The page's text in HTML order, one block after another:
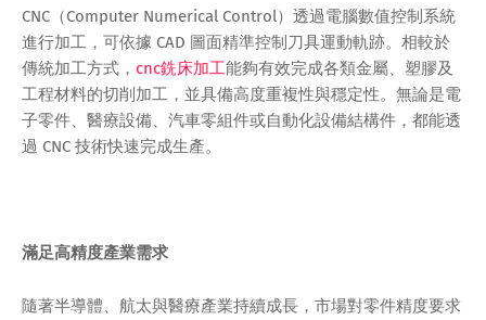
CNC（Computer Numerical Control）透過電腦數值控制系統
進行加工，可依據 CAD 圖面精準控制刀具運動軌跡。相較於
傳統加工方式， cnc銑床加工能夠有效完成各類金屬、塑膠及
工程材料的切削加工，並具備高度重複性與穩定性。無論是電
子零件、醫療設備、汽車零組件或自動化設備結構件，都能透
過 CNC 技術快速完成生產。
滿足高精度產業需求
隨著半導體、航太與醫療產業持續成長，市場對零件精度要求